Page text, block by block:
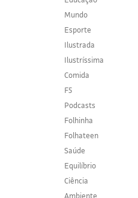
Mundo
Esporte
Ilustrada
Ilustríssima
Comida
F5
Podcasts
Folhinha
Folhateen
Saúde
Equilíbrio
Ciência
Ambiente